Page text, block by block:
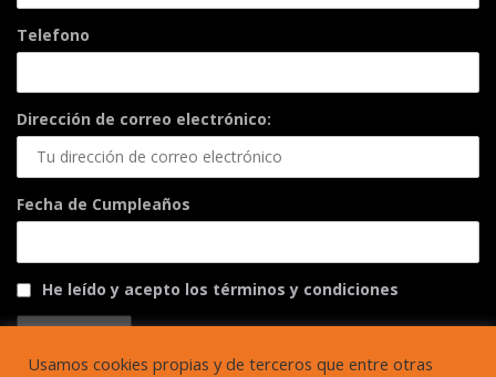
Telefono
Dirección de correo electrónico:
Fecha de Cumpleaños
He leído y acepto los términos y condiciones
Usamos cookies propias y de terceros que entre otras